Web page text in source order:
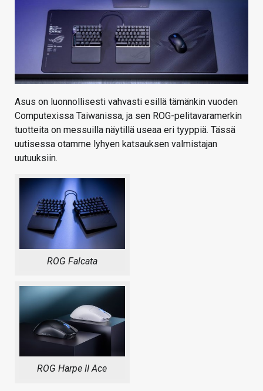
Asus on luonnollisesti vahvasti esillä tämänkin vuoden
Computexissa Taiwanissa, ja sen ROG-pelitavaramerkin
tuotteita on messuilla näytillä useaa eri tyyppiä. Tässä
uutisessa otamme lyhyen katsauksen valmistajan
uutuuksiin.
ROG Falcata
ROG Harpe II Ace